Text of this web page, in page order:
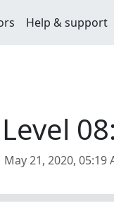
Help & support
May 21, 2020, 05:19